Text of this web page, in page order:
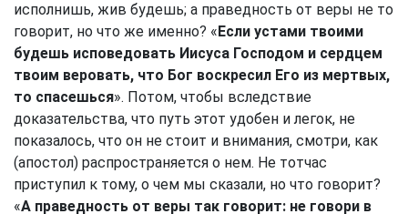
исполнишь, жив будешь; а праведность от веры не то
говорит, но что же именно? «Если устами твоими
будешь исповедовать Иисуса Господом и сердцем
твоим веровать, что Бог воскресил Его из мертвых,
то спасешься». Потом, чтобы вследствие
доказательства, что путь этот удобен и легок, не
показалось, что он не стоит и внимания, смотри, как
(апостол) распространяется о нем. Не тотчас
приступил к тому, о чем мы сказали, но что говорит?
«А праведность от веры так говорит: не говори в